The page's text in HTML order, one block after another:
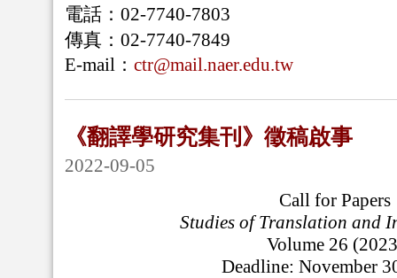
電話： 02-7740-7803
傳真： 02-7740-7849
E-mail ： ctr@mail.naer.edu.tw
《翻譯學研究集刊》徵稿啟事
2022-09-05
Call for Papers
Studies of Translation and
Volume 26
Deadline: November